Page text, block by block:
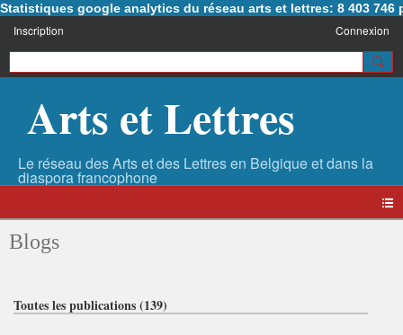
Statistiques google analytics du réseau arts et lettres: 8 403 746
Inscription Connexion
Arts et Lettres
Blogs
Toutes les publications (139)